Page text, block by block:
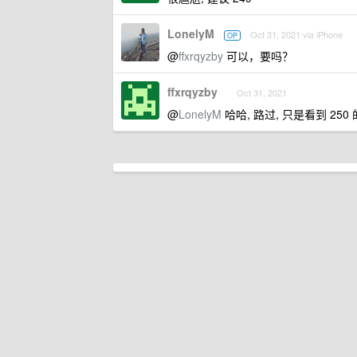
LonelyM OP Oct 31, 2021 via iPhone
@ffxrqyzby 可以，要吗？
ffxrqyzby Oct 31, 2021
@LonelyM 哈哈, 路过, 只是看到 250